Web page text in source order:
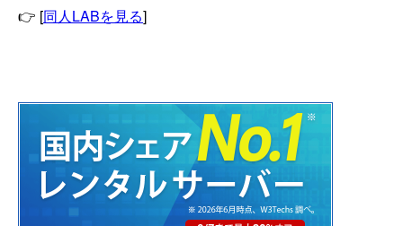
👉 [同人LABを見る]